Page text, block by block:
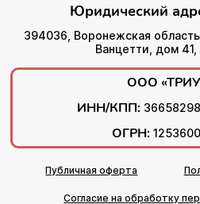
Юридический
394036, Воронежская
Ванцетти, дом
ООО
ИНН/КПП:
ОГРН:
Публичная оферта
Согласие на обработку